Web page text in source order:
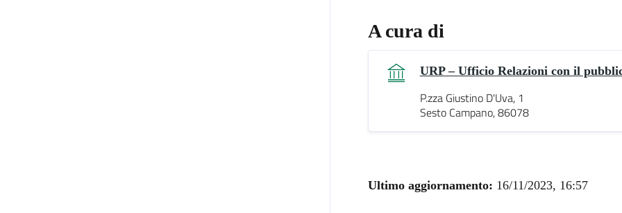
A cura di
URP – Ufficio Relazioni con il
P.zza Giustino D'Uva, 1
Sesto Campano, 86078
Ultimo aggiornamento: 16/11/2023, 16:57